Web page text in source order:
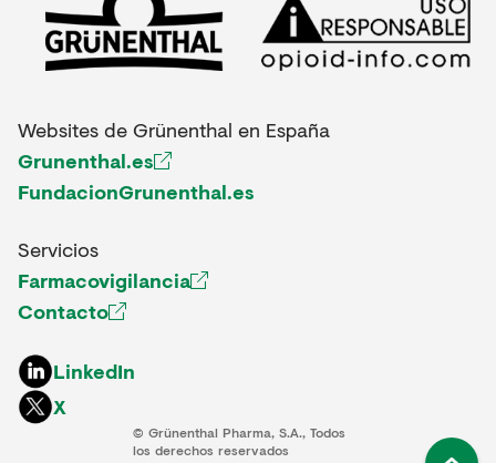
Websites de Grünenthal en España
Grunenthal.es
FundacionGrunenthal.es
Servicios
Farmacovigilancia
Contacto
LinkedIn
X
© Grünenthal Pharma, S.A., Todos
los derechos reservados